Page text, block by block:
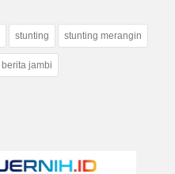
stunting stunting merangin
berita jambi